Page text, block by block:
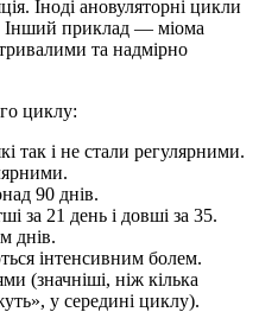
Іноді ановуляторні цикли
Інший приклад — міома
та надмірно
циклу:
так і не стали регулярними.
90 днів.
за 21 день і довші за 35.
днів.
інтенсивним болем.
(значніші, ніж кілька
у середині циклу).